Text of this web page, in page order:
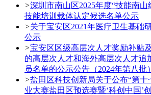
>深圳市南山区2025年度“技能南山
技能培训载体认定候选名单公示
>关于宝安区2021年医疗卫生基础
公示
>宝安区区级高层次人才奖励补贴
的高层次人才和海外高层次人才追
员名单的公示公告（2024年第八批）
>盐田区科技创新局关于公布“第十
业大赛盐田区预选赛暨‘科创中国’